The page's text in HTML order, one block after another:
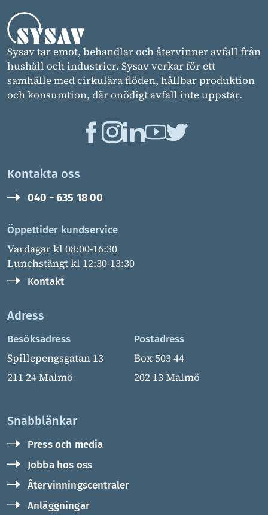
Sysav tar emot, behandlar och återvinner avfall från
hushåll och industrier. Sysav verkar för ett
samhälle med cirkulära flöden, hållbar produktion
och konsumtion, där onödigt avfall inte uppstår.
Kontakta oss
040 - 635 18 00
Öppettider kundservice
Vardagar kl 08:00-16:30
Lunchstängt kl 12:30-13:30
Kontakt
Adress
Besöksadress
Spillepengsgatan 13
211 24 Malmö
Postadress
Box 503 44
202 13 Malmö
Snabblänkar
Press och media
Jobba hos oss
Återvinningscentraler
Anläggningar